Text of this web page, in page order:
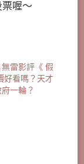
喔～
雷影評《 假
好看嗎？天才
一輪？